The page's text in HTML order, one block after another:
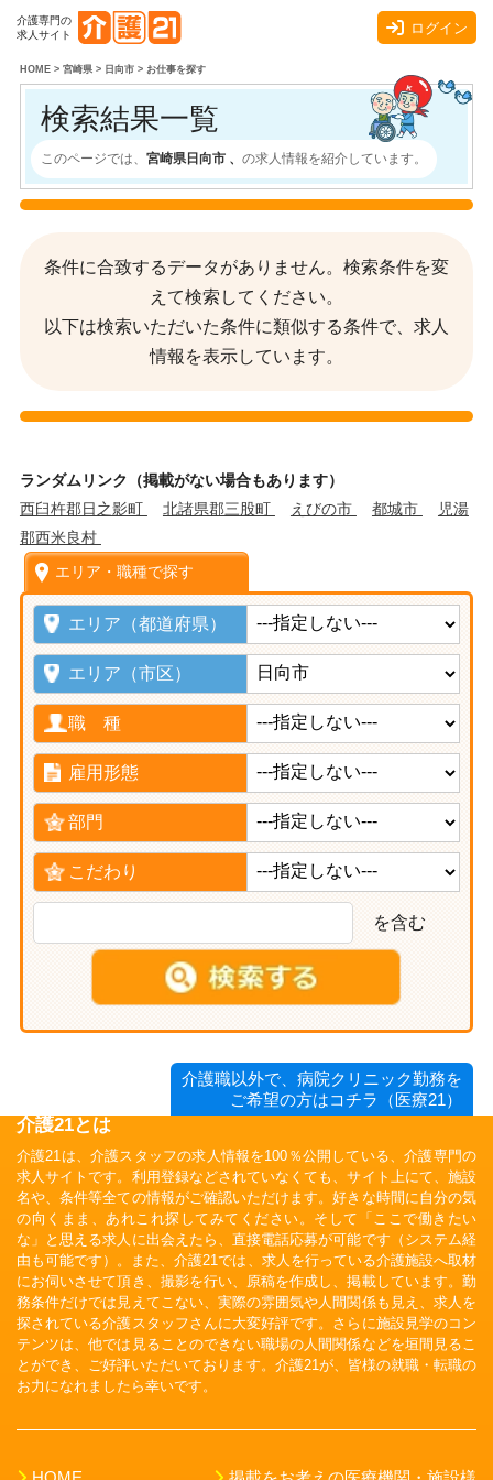
介護専門の
求人サイト
ログイン
HOME> 宮崎県> 日向市> お仕事を探す
検索結果一覧
このページでは、 宮崎県日向市 、 の求人情報を紹介しています。
条件に合致するデータがありません。検索条件を変
えて検索してください。
以下は検索いただいた条件に類似する条件で、求人
情報を表示しています。
ランダムリンク（掲載がない場合もあります）
西臼杵郡日之影町
北諸県郡三股町 えびの市 都城市
児湯
郡西米良村
エリア・職種で探す
エリア（都道府県）
エリア（市区）
職 種
雇用形態
部門
こだわり
を含む
介護職以外で、病院クリニック勤務を
ご希望の方はコチラ（医療21）
介護21とは
介護21は、介護スタッフの求人情報を100％公開している、介護専門の
求人サイトです。利用登録などされていなくても、サイト上にて、施設
名や、条件等全ての情報がご確認いただけます。好きな時間に自分の気
の向くまま、あれこれ探してみてください。そして「ここで働きたい
な」と思える求人に出会えたら、直接電話応募が可能です（システム経
由も可能です）。また、介護21では、求人を行っている介護施設へ取材
にお伺いさせて頂き、撮影を行い、原稿を作成し、掲載しています。勤
務条件だけでは見えてこない、実際の雰囲気や人間関係も見え、求人を
探されている介護スタッフさんに大変好評です。さらに施設見学のコン
テンツは、他では見ることのできない職場の人間関係などを垣間見るこ
とができ、ご好評いただいております。介護21が、皆様の就職・転職の
お力になれましたら幸いです。